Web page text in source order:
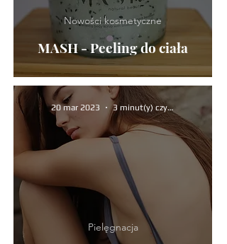
MASH - Peeling do ciała
Nowości kosmetyczne
Pielęgnacja
20 mar 2023 3 minut(y) czytania